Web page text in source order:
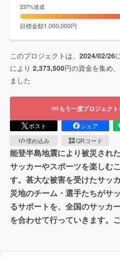
237%達成
目標金額1,000,000円
このプロジェクトは、 2024/02/26
により 2,373,500円の資金を集め、
ました
もう一度プロジェク
ポスト シェア
埋め込み
QRコード
能登半島地震により被災され
サッカーやスポーツを楽しむ
す。甚大な被害を受けたサッ
災地のチーム・選手たちがサ
るサポートを、全国のサッカ
を合わせて行っていきます。